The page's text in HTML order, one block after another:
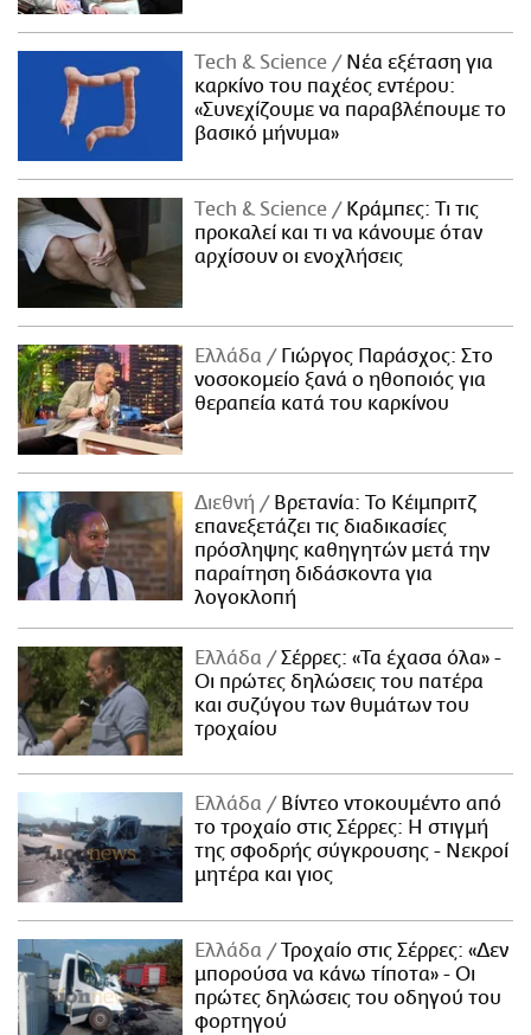
Τech & Science
Νέα εξέταση για
καρκίνο του παχέος εντέρου:
«Συνεχίζουμε να παραβλέπουμε το
βασικό μήνυμα»
Τech & Science
Κράμπες: Τι τις
προκαλεί και τι να κάνουμε όταν
αρχίσουν οι ενοχλήσεις
Ελλάδα
Γιώργος Παράσχος: Στο
νοσοκομείο ξανά ο ηθοποιός για
θεραπεία κατά του καρκίνου
Διεθνή
Βρετανία: Το Κέιμπριτζ
επανεξετάζει τις διαδικασίες
πρόσληψης καθηγητών μετά την
παραίτηση διδάσκοντα για
λογοκλοπή
Ελλάδα
Σέρρες: «Τα έχασα όλα» -
Οι πρώτες δηλώσεις του πατέρα
και συζύγου των θυμάτων του
τροχαίου
Ελλάδα
Βίντεο ντοκουμέντο από
το τροχαίο στις Σέρρες: Η στιγμή
της σφοδρής σύγκρουσης - Νεκροί
μητέρα και γιος
Ελλάδα
Τροχαίο στις Σέρρες: «Δεν
μπορούσα να κάνω τίποτα» - Οι
πρώτες δηλώσεις του οδηγού του
φορτηγού